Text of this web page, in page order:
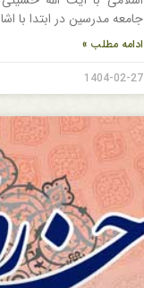
جامعه مدرسین در ابتدا با
ادامه مطلب »
1404-02-27